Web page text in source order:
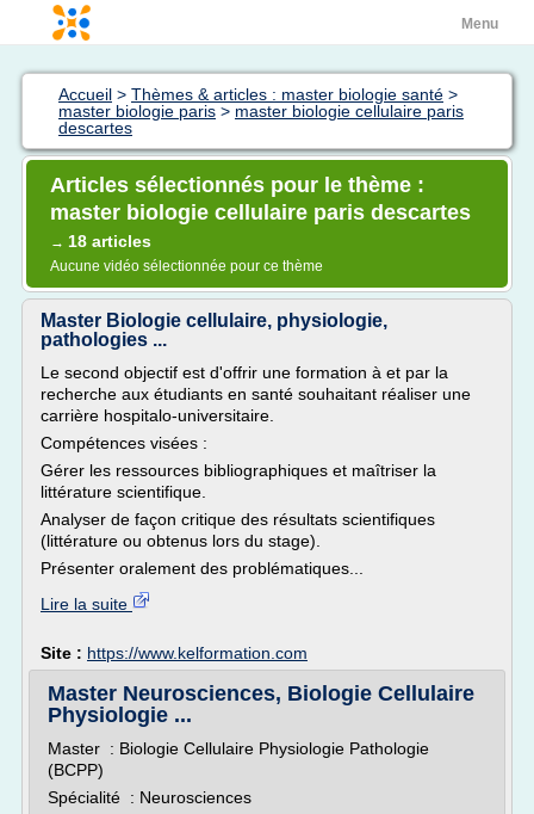
Menu
Accueil > Thèmes & articles : master biologie santé >
master biologie paris > master biologie cellulaire paris
descartes
Articles sélectionnés pour le thème :
master biologie cellulaire paris descartes
→ 18 articles
Aucune vidéo sélectionnée pour ce thème
Master Biologie cellulaire, physiologie,
pathologies ...
Le second objectif est d'offrir une formation à et par la
recherche aux étudiants en santé souhaitant réaliser une
carrière hospitalo-universitaire.
Compétences visées :
Gérer les ressources bibliographiques et maîtriser la
littérature scientifique.
Analyser de façon critique des résultats scientifiques
(littérature ou obtenus lors du stage).
Présenter oralement des problématiques...
Lire la suite
Site : https://www.kelformation.com
Master Neurosciences, Biologie Cellulaire
Physiologie ...
Master : Biologie Cellulaire Physiologie Pathologie
(BCPP)
Spécialité : Neurosciences